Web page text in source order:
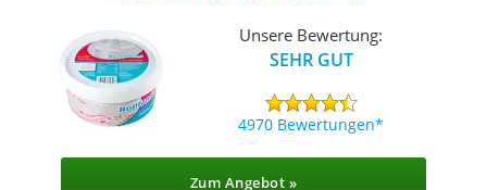
Unsere Bewertung:
SEHR GUT
4970 Bewertungen
Zum Angebot »